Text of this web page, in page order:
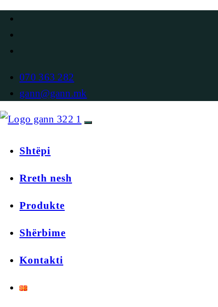
070 363 282
gann@gann.mk
Shtëpi
Rreth nesh
Produkte
Shërbime
Kontakti